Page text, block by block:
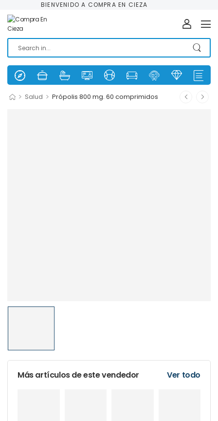
BIENVENIDO A COMPRA EN CIEZA
> Salud > Própolis 800 mg. 60 comprimidos
Más artículos de este vendedor Ver todo